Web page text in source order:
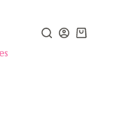
Warenkorb